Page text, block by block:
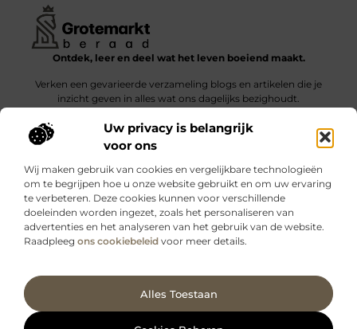
Uw privacy is belangrijk
voor ons
Wij maken gebruik van cookies en vergelijkbare technologieën
om te begrijpen hoe u onze website gebruikt en om uw ervaring
te verbeteren. Deze cookies kunnen voor verschillende
doeleinden worden ingezet, zoals het personaliseren van
advertenties en het analyseren van het gebruik van de website.
Raadpleeg ons cookiebeleid voor meer details.
Alles Toestaan Ga Naar
Ontdek, leer en deel wat het leven boeiend maakt.
Verken een gevarieerde verzameling blogs en artikelen die je
inzicht geven in alles wat ons dagelijks bezighoudt.
Bericht categorie
Onze informatie
@2025 www.grotemarktberaad.nl. All Right Reserved.